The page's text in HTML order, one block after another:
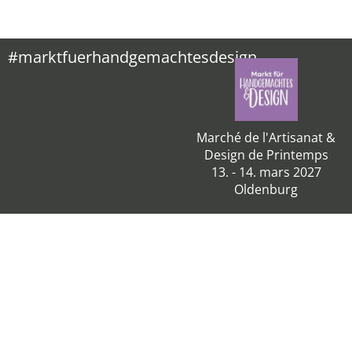
#marktfuerhandgemachtesdesign
Marché de l'Artisanat &
Design de Printemps
13. - 14. mars 2027
Oldenburg